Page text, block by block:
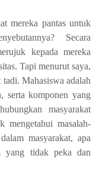
mereka pantas untuk
Secara
kepada mereka
Tapi menurut saya,
Mahasiswa adalah
serta komponen yang
masyarakat
mengetahui masalah-
masyarakat, apa
yang tidak peka dan